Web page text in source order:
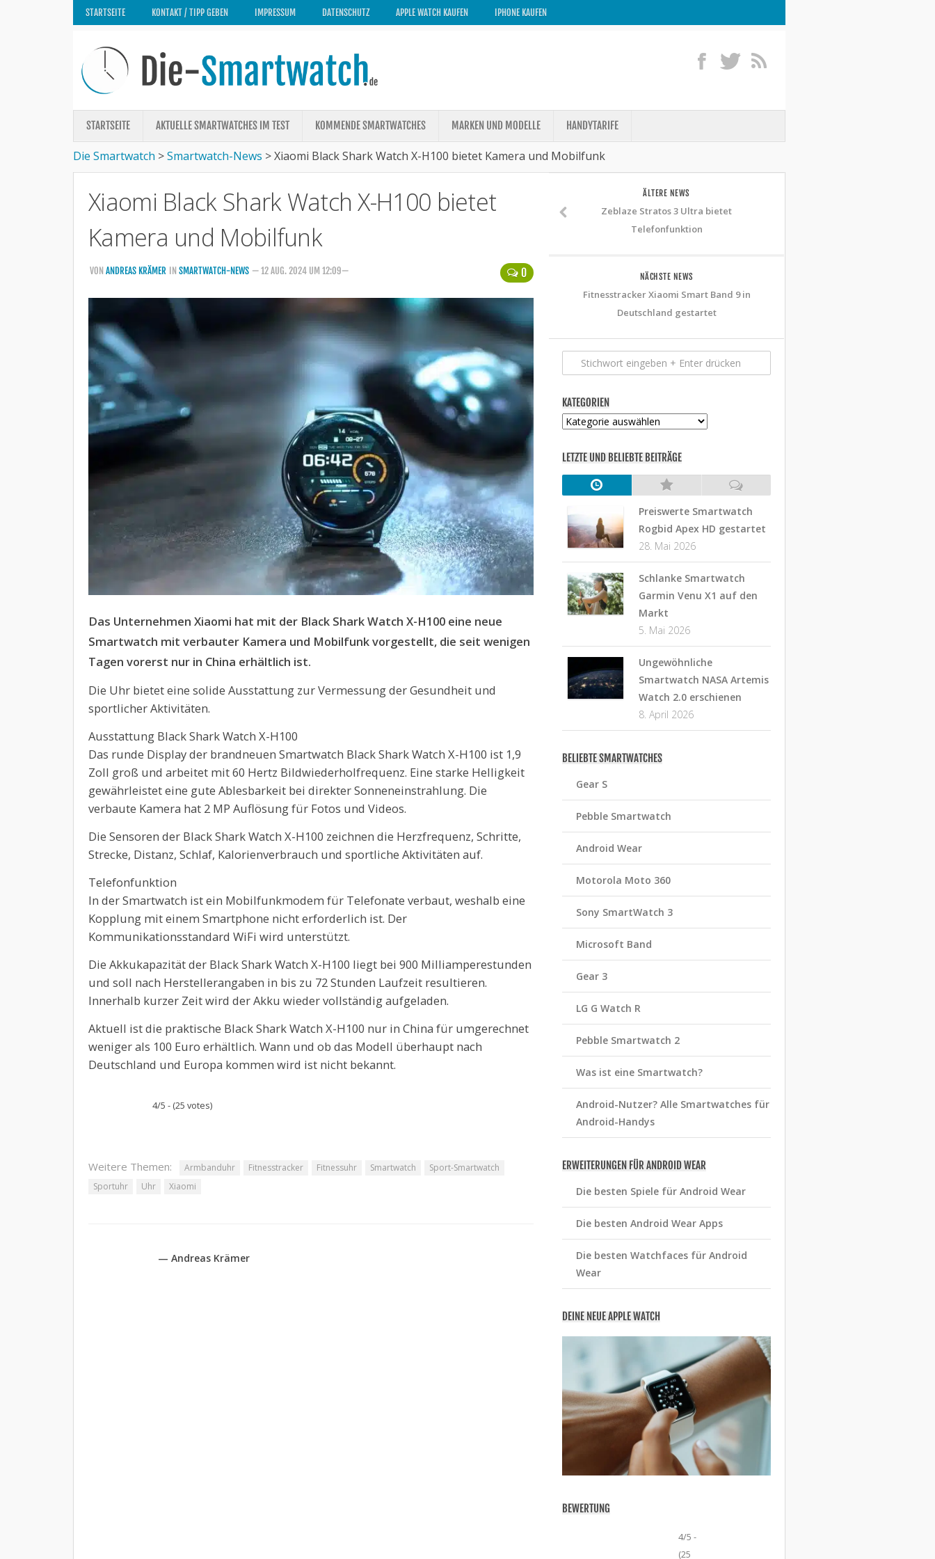
STARTSEITE KONTAKT / TIPP GEBEN IMPRESSUM DATENSCHUTZ APPLE WATCH KAUFEN IPHONE KAUFEN
STARTSEITE AKTUELLE SMARTWATCHES IM TEST KOMMENDE SMARTWATCHES MARKEN UND MODELLE HANDYTARIFE
Die Smartwatch >Smartwatch-News >Xiaomi Black Shark Watch X-H100 bietet Kamera und Mobilfunk
Xiaomi Black Shark Watch X-H100 bietet
Kamera und Mobilfunk
0
VON ANDREAS KRÄMER IN SMARTWATCH-NEWS — 12 AUG. 2024 UM 12:09—
Das Unternehmen Xiaomi hat mit der Black Shark Watch X-H100 eine neue
Smartwatch mit verbauter Kamera und Mobilfunk vorgestellt, die seit wenigen
Tagen vorerst nur in China erhältlich ist.
Die Uhr bietet eine solide Ausstattung zur Vermessung der Gesundheit und
sportlicher Aktivitäten.
Ausstattung Black Shark Watch X-H100
Das runde Display der brandneuen Smartwatch Black Shark Watch X-H100 ist 1,9
Zoll groß und arbeitet mit 60 Hertz Bildwiederholfrequenz. Eine starke Helligkeit
gewährleistet eine gute Ablesbarkeit bei direkter Sonneneinstrahlung. Die
verbaute Kamera hat 2 MP Auflösung für Fotos und Videos.
Die Sensoren der Black Shark Watch X-H100 zeichnen die Herzfrequenz, Schritte,
Strecke, Distanz, Schlaf, Kalorienverbrauch und sportliche Aktivitäten auf.
Telefonfunktion
In der Smartwatch ist ein Mobilfunkmodem für Telefonate verbaut, weshalb eine
Kopplung mit einem Smartphone nicht erforderlich ist. Der
Kommunikationsstandard WiFi wird unterstützt.
Die Akkukapazität der Black Shark Watch X-H100 liegt bei 900 Milliamperestunden
und soll nach Herstellerangaben in bis zu 72 Stunden Laufzeit resultieren.
Innerhalb kurzer Zeit wird der Akku wieder vollständig aufgeladen.
Aktuell ist die praktische Black Shark Watch X-H100 nur in China für umgerechnet
weniger als 100 Euro erhältlich. Wann und ob das Modell überhaupt nach
Deutschland und Europa kommen wird ist nicht bekannt.
4/5 - (25 votes)
Weitere Themen: Armbanduhr Fitnesstracker Fitnessuhr Smartwatch
Sport-Smartwatch
Sportuhr
Uhr Xiaomi
— Andreas Krämer
ÄLTERE NEWS
Zeblaze Stratos 3 Ultra bietet
Telefonfunktion
NÄCHSTE NEWS
Fitnesstracker Xiaomi Smart Band 9 in
Deutschland gestartet
KATEGORIEN
Kategorien
LETZTE UND BELIEBTE BEITRÄGE
Preiswerte Smartwatch
Rogbid Apex HD gestartet
28. Mai 2026
Schlanke Smartwatch
Garmin Venu X1 auf den
Markt
5. Mai 2026
Ungewöhnliche
Smartwatch NASA Artemis
Watch 2.0 erschienen
8. April 2026
BELIEBTE SMARTWATCHES
Gear S
Pebble Smartwatch
Android Wear
Motorola Moto 360
Sony SmartWatch 3
Microsoft Band
Gear 3
LG G Watch R
Pebble Smartwatch 2
Was ist eine Smartwatch?
Android-Nutzer? Alle Smartwatches für
Android-Handys
ERWEITERUNGEN FÜR ANDROID WEAR
Die besten Spiele für Android Wear
Die besten Android Wear Apps
Die besten Watchfaces für Android
Wear
DEINE NEUE APPLE WATCH
BEWERTUNG
4/5 -
(25